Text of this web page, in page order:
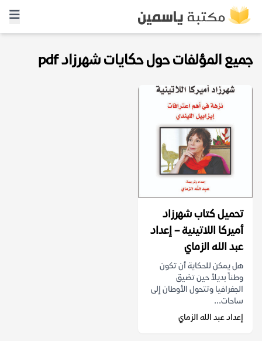
جميع المؤلفات حول حكايات شهرزاد pdf
تحميل كتاب شهرزاد
أميركا اللاتينية – إعداد
عبد الله الزماي
هل يمكن للحكاية أن تكون
وطناً بديلاً حين تضيق
الجغرافيا وتتحول الأوطان إلى
ساحات...
إعداد عبد الله الزماي